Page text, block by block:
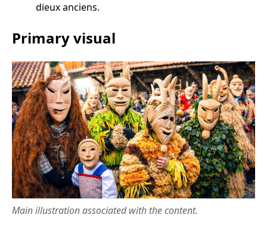
dieux anciens.
Primary visual
Main illustration associated with the content.